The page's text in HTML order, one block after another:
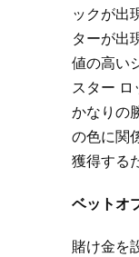
ックが出
ターが出
値の高い
スター ロ
かなりの
の色に関
獲得する
ベットオ
賭け金を